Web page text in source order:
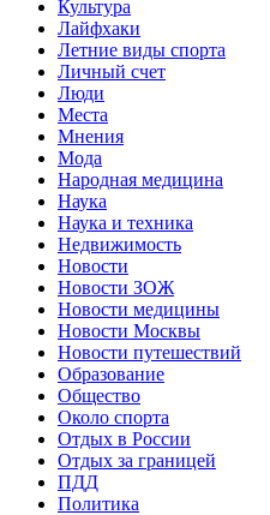
Культура
Лайфхаки
Летние виды спорта
Личный счет
Люди
Места
Мнения
Мода
Народная медицина
Наука
Наука и техника
Недвижимость
Новости
Новости ЗОЖ
Новости медицины
Новости Москвы
Новости путешествий
Образование
Общество
Около спорта
Отдых в России
Отдых за границей
ПДД
Политика